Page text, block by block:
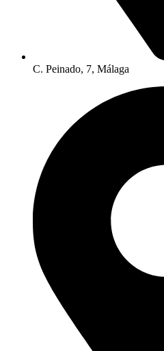
C. Peinado, 7, Málaga